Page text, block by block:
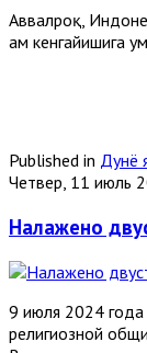
Aввалроқ,
ҳам кенгайишига
Published in Дунё
Четвер, 11 июль
Налажено
9 июля 2024 года
религиозной